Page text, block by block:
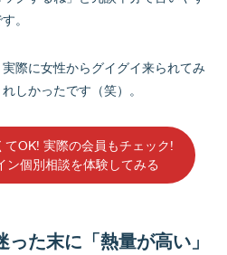
。
実際に女性からグイグイ来られてみ
しかったです（笑）。
てOK! 実際の会員もチェック!
ン個別相談を体験してみる
った末に「熱量が高い」